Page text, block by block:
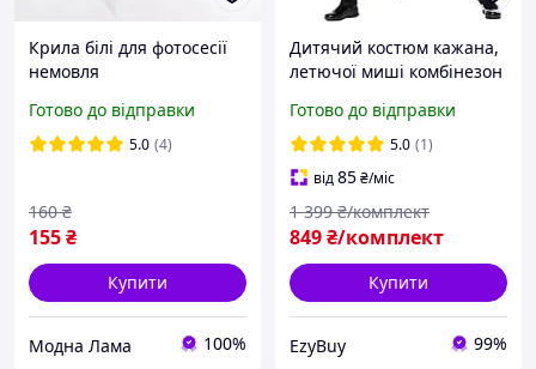
Крила білі для фотосесії
немовля
Готово до відправки
5.0 (4)
155₴
160 ₴
Купити
Модна Лама 100%
Дитячий костюм кажана,
летючої миші комбінезон
печатками для Хеловіну
карнавалу ранковий на
115-130см 6-9років
Готово до відправки
5.0 (1)
від85₴/міс
849₴/комплект
1 399 ₴/комплект
Купити
EzyBuy 99%